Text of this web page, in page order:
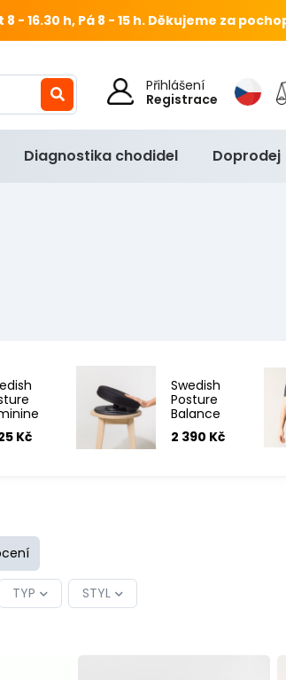
16.30 h, Pá 8 - 15 h.Děkujeme za
Přihlášení
Registrace
Diagnostika chodidel Doprodej
zad
Kč
Swedish
Posture
Balance
Core
Trainer -
2 390 Kč
TYP STYL